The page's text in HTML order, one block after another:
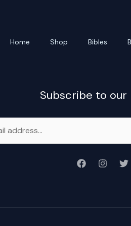
Home Shop Bibles
Subscribe to